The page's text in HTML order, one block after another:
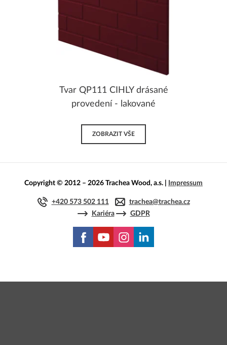
Tvar QP111 CIHLY drásané
provedení - lakované
ZOBRAZIT VŠE
Copyright © 2012 – 2026 Trachea Wood, a.s. | Impressum
+420 573 502 111
trachea@trachea.cz
Kariéra
GDPR